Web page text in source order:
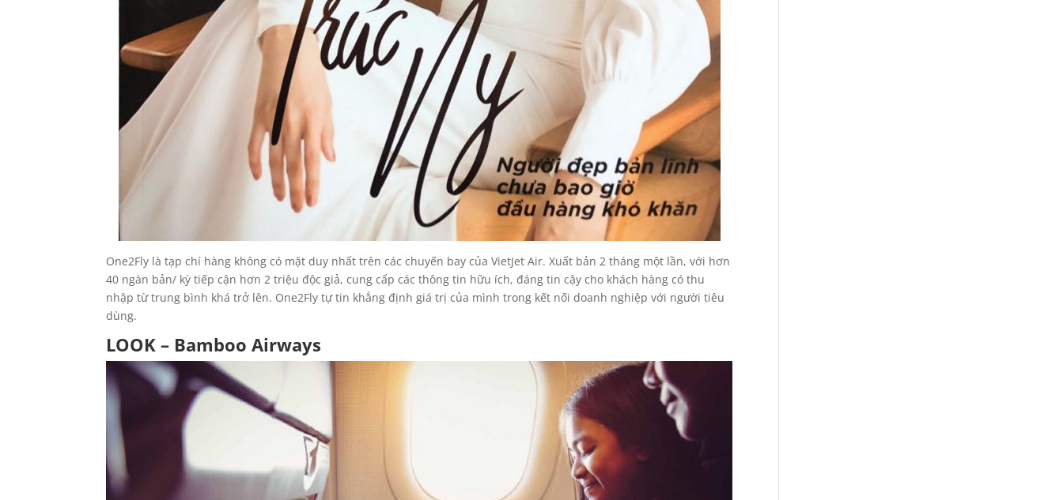
One2Fly là tạp chí hàng không có mặt duy nhất trên các chuyến bay của VietJet Air. Xuất bản 2 tháng một lần, với hơn
40 ngàn bản/ kỳ tiếp cận hơn 2 triệu độc giả, cung cấp các thông tin hữu ích, đáng tin cậy cho khách hàng có thu
nhập từ trung bình khá trở lên. One2Fly tự tin khẳng định giá trị của mình trong kết nối doanh nghiệp với người tiêu
dùng.
LOOK – Bamboo Airways